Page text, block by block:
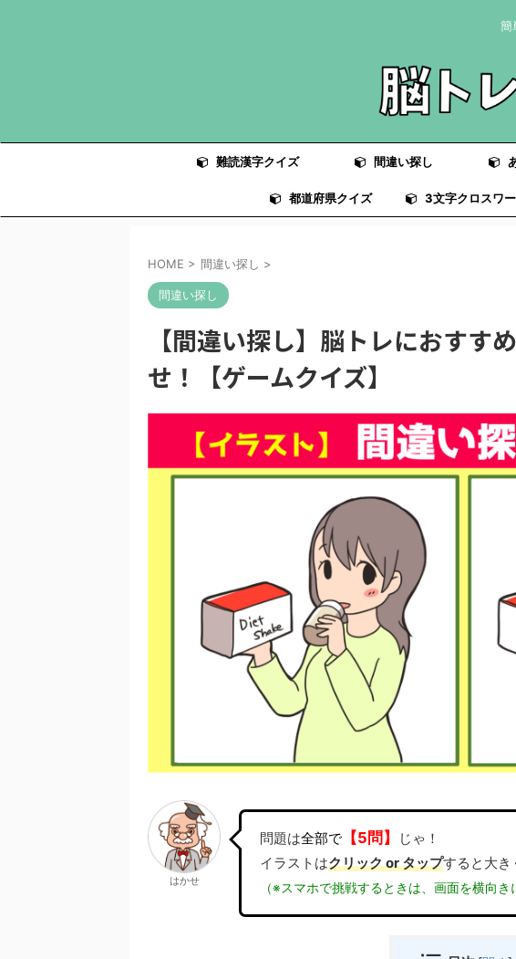
簡
難読漢字クイズ 間違い探し
都道府県クイズ 3文字クロスワ
HOME > 間違い探し >
間違い探し
【間違い探し】脳トレにおすす
せ！【ゲームクイズ】
はかせ
問題は全部で 【5問】
じゃ！
イラストはクリック or タップすると大き
（※スマホで挑戦するときは、画面を横向